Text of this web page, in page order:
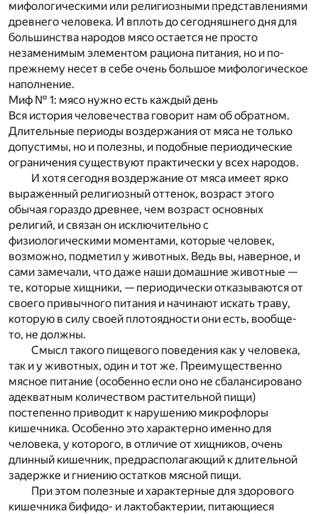
мифологическими или религиозными представлениями
древнего человека. И вплоть до сегодняшнего дня для
большинства народов мясо остается не просто
незаменимым элементом рациона питания, но и по-
прежнему несет в себе очень большое мифологическое
наполнение.
Миф № 1: мясо нужно есть каждый день
Вся история человечества говорит нам об обратном.
Длительные периоды воздержания от мяса не только
допустимы, но и полезны, и подобные периодические
ограничения существуют практически у всех народов.
И хотя сегодня воздержание от мяса имеет ярко
выраженный религиозный оттенок, возраст этого
обычая гораздо древнее, чем возраст основных
религий, и связан он исключительно с
физиологическими моментами, которые человек,
возможно, подметил у животных. Ведь вы, наверное, и
сами замечали, что даже наши домашние животные —
те, которые хищники, — периодически отказываются от
своего привычного питания и начинают искать траву,
которую в силу своей плотоядности они есть, вообще-
то, не должны.
Смысл такого пищевого поведения как у человека,
так и у животных, один и тот же. Преимущественно
мясное питание (особенно если оно не сбалансировано
адекватным количеством растительной пищи)
постепенно приводит к нарушению микрофлоры
кишечника. Особенно это характерно именно для
человека, у которого, в отличие от хищников, очень
длинный кишечник, предрасполагающий к длительной
задержке и гниению остатков мясной пищи.
При этом полезные и характерные для здорового
кишечника бифидо- и лактобактерии, питающиеся